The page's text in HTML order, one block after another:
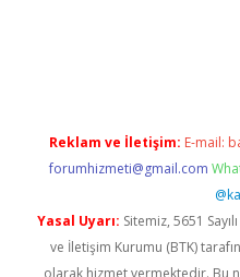
Reklam ve İletişim: E-mail:
forumhizmeti@gmail.com
Yasal Uyarı: Sitemiz, 5651
ve İletişim Kurumu (BTK)
olarak hizmet vermektedir. Bu